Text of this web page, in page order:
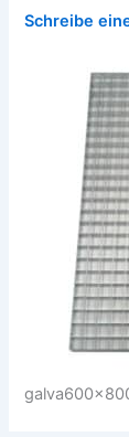
Schreibe